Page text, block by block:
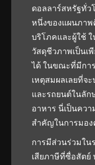
ดอลลาร์สหรัฐทั่ว
หนึ่งของแผนภาพ
บริโภคและผู้ใช้
วัสดุชีวภาพเป็นเ
ได้ ในขณะที่มีกา
เหตุสมผลเลยที่จ
และรถยนต์ในลัก
อาหาร นี่เป็นคว
สำคัญในการมอ
การมีส่วนร่วมใน
เสียภาษีที่ซื่อสัต